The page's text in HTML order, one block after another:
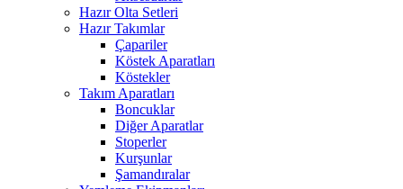
Hazır Olta Setleri
Hazır Takımlar
Çapariler
Köstek Aparatları
Köstekler
Takım Aparatları
Boncuklar
Diğer Aparatlar
Stoperler
Kurşunlar
Şamandıralar